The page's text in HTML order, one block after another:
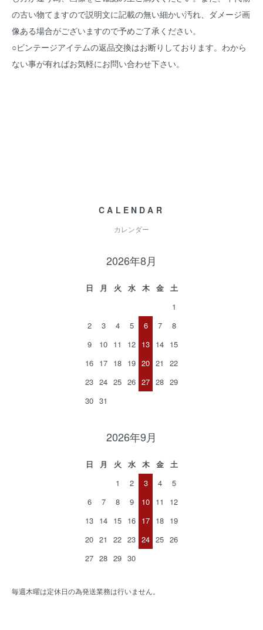
の古い物てますので説明文に記載の無い細かい汚れ、ダメージ画
像ある場合がございますので予めご了承ください。
○ビンテージアイテムの返品交換はお断りしております。わから
ない事が有ればお気軽にお問い合わせ下さい。
CALENDAR
カレンダー
2026年8月
日 月 火 水 木 金
土
1
2
3 4 5 6 7
8
9
10 11 12 13 14 15
16 17 18 19 20 21
22
23 24 25 26 27 28 29
30 31
2026年9月
日 月 火 水 木 金
土
1
2 3 4
5
6
7 8 9 10 11
12
13 14 15 16 17 18 19
20 21 22 23 24 25 26
27 28 29 30
毎週木曜は定休日の為発送業務は行いません。